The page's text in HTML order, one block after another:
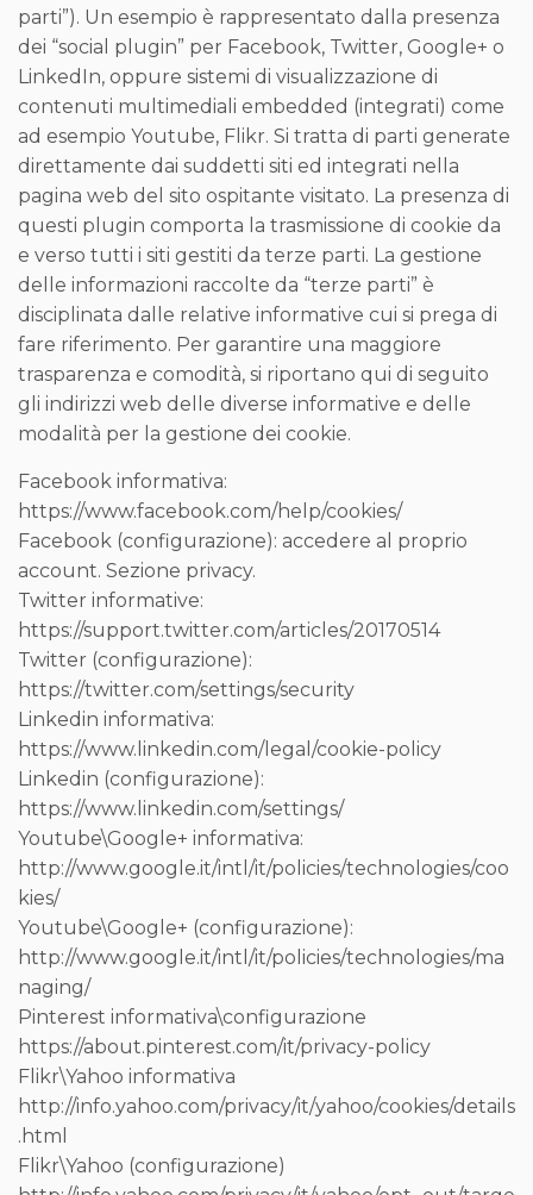
parti”). Un esempio è rappresentato dalla presenza
dei “social plugin” per Facebook, Twitter, Google+ o
LinkedIn, oppure sistemi di visualizzazione di
contenuti multimediali embedded (integrati) come
ad esempio Youtube, Flikr. Si tratta di parti generate
direttamente dai suddetti siti ed integrati nella
pagina web del sito ospitante visitato. La presenza di
questi plugin comporta la trasmissione di cookie da
e verso tutti i siti gestiti da terze parti. La gestione
delle informazioni raccolte da “terze parti” è
disciplinata dalle relative informative cui si prega di
fare riferimento. Per garantire una maggiore
trasparenza e comodità, si riportano qui di seguito
gli indirizzi web delle diverse informative e delle
modalità per la gestione dei cookie.
Facebook informativa:
https://www.facebook.com/help/cookies/
Facebook (configurazione): accedere al proprio
account. Sezione privacy.
Twitter informative:
https://support.twitter.com/articles/20170514
Twitter (configurazione):
https://twitter.com/settings/security
Linkedin informativa:
https://www.linkedin.com/legal/cookie-policy
Linkedin (configurazione):
https://www.linkedin.com/settings/
Youtube\Google+ informativa:
http://www.google.it/intl/it/policies/technologies/coo
kies/
Youtube\Google+ (configurazione):
http://www.google.it/intl/it/policies/technologies/ma
naging/
Pinterest informativa\configurazione
https://about.pinterest.com/it/privacy-policy
Flikr\Yahoo informativa
http://info.yahoo.com/privacy/it/yahoo/cookies/details
.html
Flikr\Yahoo (configurazione)